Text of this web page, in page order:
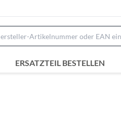
ERSATZTEIL BESTELLEN